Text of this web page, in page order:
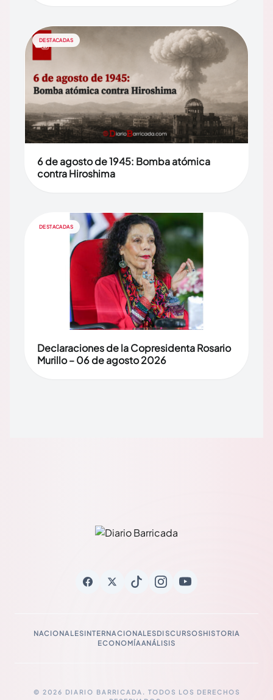
DESTACADAS
6 de agosto de 1945: Bomba atómica
contra Hiroshima
DESTACADAS
Declaraciones de la Copresidenta Rosario
Murillo – 06 de agosto 2026
NACIONALESINTERNACIONALESDISCURSOSHISTORIA
ECONOMÍAANÁLISIS
© 2026 DIARIO BARRICADA. TODOS LOS DERECHOS